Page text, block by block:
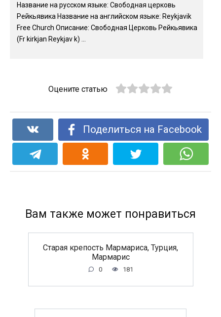
Название на русском языке: Свободная церковь
Рейкьявика Название на английском языке: Reykjavik
Free Church Описание: Свободная Церковь Рейкьявика
(Fr kirkjan Reykjav k) ...
Оцените статью
Поделиться на Facebook
Вам также может понравиться
Старая крепость Мармариса, Турция,
Мармарис
0 181